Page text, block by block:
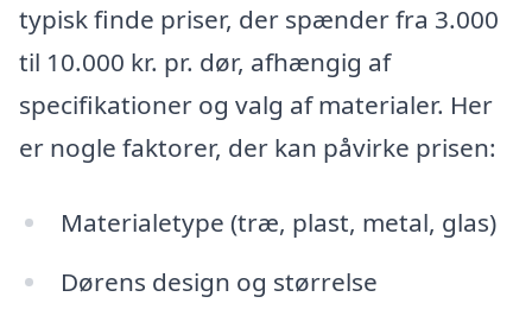
typisk finde priser, der spænder fra 3.000
til 10.000 kr. pr. dør, afhængig af
specifikationer og valg af materialer. Her
er nogle faktorer, der kan påvirke prisen:
Materialetype (træ, plast, metal, glas)
Dørens design og størrelse